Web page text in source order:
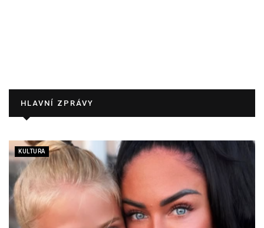
HLAVNÍ ZPRÁVY
KULTURA